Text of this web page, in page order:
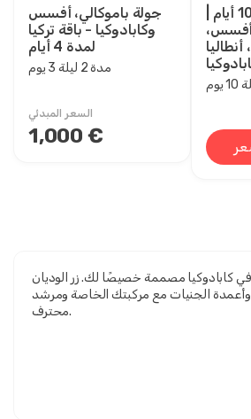
جولة باموكالي، أفسس
وكابادوكيا - باقة تركيا
لمدة 4 أيام
مدة 2 ليلة 3 يوم
السعر المبدئي
1,000 €
جولة تركيا لمدة 10 أيام |
أفسس،
أنطاليا
كابادوكيا مصممة خصيصًا لك. زر الوديان
الجنيات مع مركبتك الخاصة ومرشد
محترف.